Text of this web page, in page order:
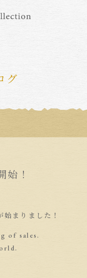
グ
始！
まりました！
of sales.